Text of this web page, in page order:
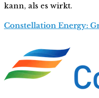
kann, als es wirkt.
Constellation Energy: